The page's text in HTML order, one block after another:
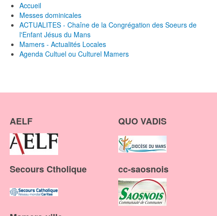
Accueil
Messes dominicales
ACTUALITES - Chaîne de la Congrégation des Soeurs de
l'Enfant Jésus du Mans
Mamers - Actualités Locales
Agenda Cultuel ou Culturel Mamers
AELF QUO VADIS
Secours Ctholique cc-saosnois